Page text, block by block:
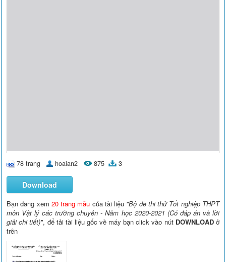
78 trang hoaian2 875 3
Download
Bạn đang xem 20 trang mẫu của tài liệu "Bộ đề thi thử Tốt nghiệp THPT
môn Vật lý các trường chuyên - Năm học 2020-2021 (Có đáp án và lời
giải chi tiết)", để tải tài liệu gốc về máy bạn click vào nút DOWNLOADở
trên